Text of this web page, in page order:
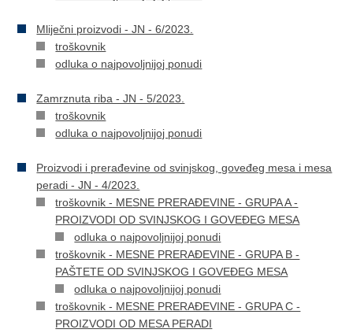
Mliječni proizvodi - JN - 6/2023.
troškovnik
odluka o najpovoljnijoj ponudi
Zamrznuta riba - JN - 5/2023.
troškovnik
odluka o najpovoljnijoj ponudi
Proizvodi i prerađevine od svinjskog, goveđeg mesa i mesa
peradi - JN - 4/2023.
troškovnik - MESNE PRERAĐEVINE - GRUPA A -
PROIZVODI OD SVINJSKOG I GOVEĐEG MESA
odluka o najpovoljnijoj ponudi
troškovnik - MESNE PRERAĐEVINE - GRUPA B -
PAŠTETE OD SVINJSKOG I GOVEĐEG MESA
odluka o najpovoljnijoj ponudi
troškovnik - MESNE PRERAĐEVINE - GRUPA C -
PROIZVODI OD MESA PERADI